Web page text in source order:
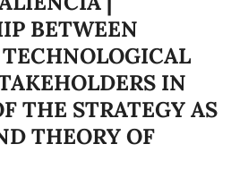
BETWEEN
IN
THE STRATEGY AS
THEORY OF